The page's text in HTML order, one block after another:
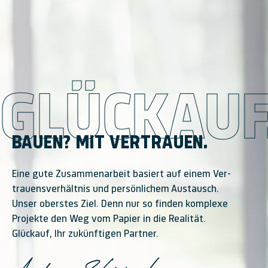
BAUEN? MIT VERTRAUEN.
Eine gute Zusammen­arbeit basiert auf einem Ver­
trauens­ver­hältnis und per­sön­lichem Aus­tausch.
Unser oberstes Ziel. Denn nur so finden kom­plexe
Pro­jekte den Weg vom Papier in die Reali­tät.
Glückauf, Ihr zu­künf­tigen Partner.